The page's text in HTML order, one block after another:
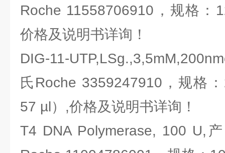
Roche 11558706910，规格：
价格及说明书详询！
DIG-11-
氏Roche 3359247910，规格
57 µl）,价格及说明书详询！
T4 DNA Polymerase, 100 U,